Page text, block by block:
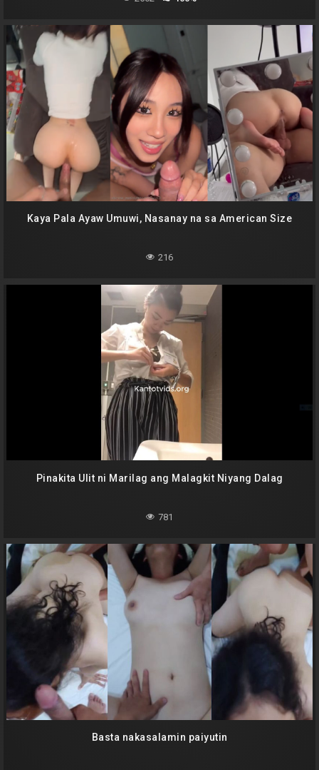
Kaya Pala Ayaw Umuwi, Nasanay na sa American Size
216
Pinakita Ulit ni Marilag ang Malagkit Niyang Dalag
781
Basta nakasalamin paiyutin